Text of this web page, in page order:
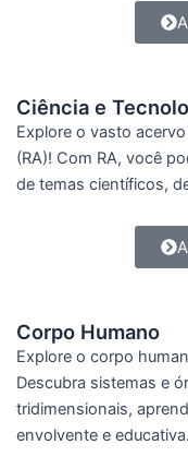
Ciência e
Explore o vasto
(RA)! Com RA, você
de temas científicos,
Corpo Humano
Explore o corpo
Descubra sistemas e
tridimensionais,
envolvente e educativa.